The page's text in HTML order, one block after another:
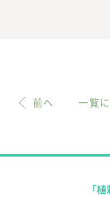
前へ 一覧
「